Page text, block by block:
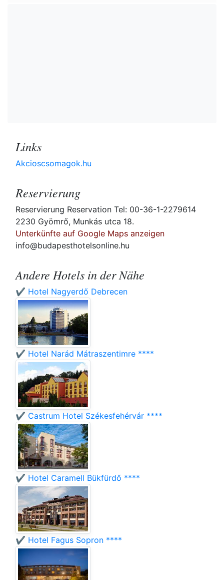
Links
Akcioscsomagok.hu
Reservierung
Reservierung Reservation Tel: 00-36-1-2279614
2230 Gyömrő, Munkás utca 18.
Unterkünfte auf Google Maps anzeigen
info@budapesthotelsonline.hu
Andere Hotels in der Nähe
✔️ Hotel Nagyerdő Debrecen
✔️ Hotel Narád Mátraszentimre ****
✔️ Castrum Hotel Székesfehérvár ****
✔️ Hotel Caramell Bükfürdő ****
✔️ Hotel Fagus Sopron ****